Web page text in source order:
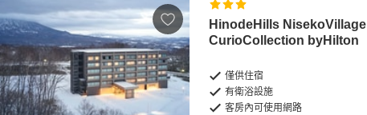
HinodeHills NisekoVillage
CurioCollection byHilton
僅供住宿
有衛浴設施
客房內可使用網路